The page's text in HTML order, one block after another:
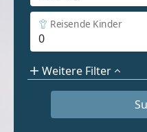
Reisende Kinder
Weitere Filter